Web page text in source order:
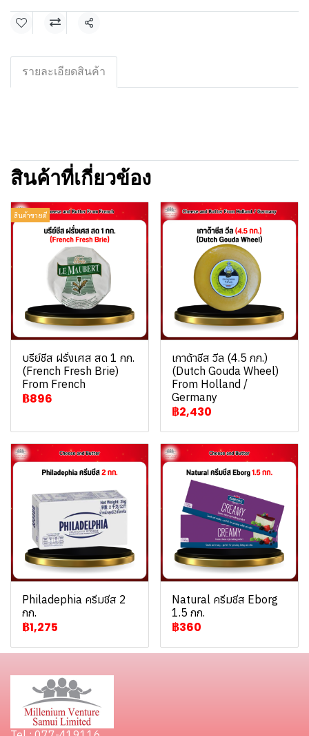
แชร์
รายละเอียดสินค้า
สินค้าที่เกี่ยวข้อง
สินค้าขายดี
บรีย์ชีส ฝรั่งเศส สด 1 กก.
(French Fresh Brie)
From French
฿896
เกาด้าชีส วีล (4.5 กก.)
(Dutch Gouda Wheel)
From Holland /
Germany
฿2,430
Philadephia ครีมชีส 2
กก.
฿1,275
Natural ครีมชีส Eborg
1.5 กก.
฿360